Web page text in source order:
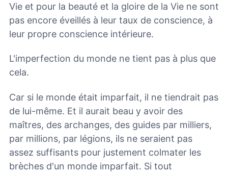
Vie et pour la beauté et la gloire de la Vie ne sont
pas encore éveillés à leur taux de conscience, à
leur propre conscience intérieure.
L'imperfection du monde ne tient pas à plus que
cela.
Car si le monde était imparfait, il ne tiendrait pas
de lui-même. Et il aurait beau y avoir des
maîtres, des archanges, des guides par milliers,
par millions, par légions, ils ne seraient pas
assez suffisants pour justement colmater les
brèches d'un monde imparfait. Si tout